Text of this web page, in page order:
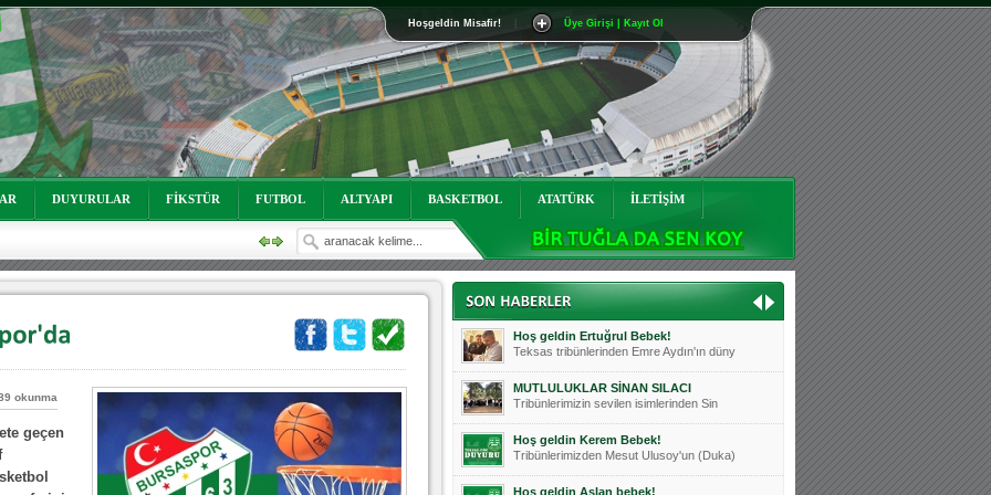
Hoşgeldin Misafir! Üye Girişi | Kayıt Ol
DUYURULAR FİKSTÜR FUTBOL ALTYAPI BASKETBOL ATATÜRK İLETİŞİM
okunma
geçen
Mutluluklar Ceyhun Tetik
Teksas tribünlerinin sevilen isimlerinde
Bursasporumuzun önü açılsın is
Teksaslı Bursasporlular Derneği Başkanı
Hoş geldin Alaz Bebek!
Teksas.org sistem yöneticisi, ekibimizin
Hoş geldin Göktuğ Bebek!
Teksas.org ekibimizden ve tribünlerimizi
Hoş geldin Kadir Kağan Bebek!
Teksas tribünlerinden Basri İleri'nin dü
Hoş geldin Ertuğrul Bebek!
Teksas tribünlerinden Emre Aydın'ın düny
MUTLULUKLAR SİNAN SILACI
Tribünlerimizin sevilen isimlerinden Sin
Hoş geldin Kerem Bebek!
Tribünlerimizden Mesut Ulusoy'un (Duka)
Hoş geldin Aslan bebek!